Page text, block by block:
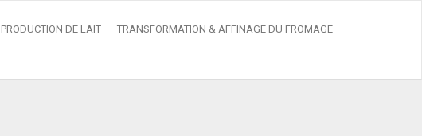
PRODUCTION DE LAIT TRANSFORMATION & AFFINAGE DU FROMAGE